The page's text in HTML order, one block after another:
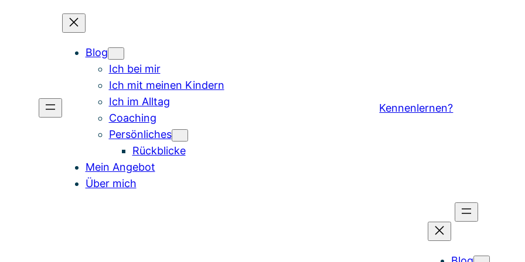
Blog
Ich bei mir
Ich mit meinen Kindern
Ich im Alltag
Coaching
Persönliches
Rückblicke
Mein Angebot
Über mich
Kennenlernen?